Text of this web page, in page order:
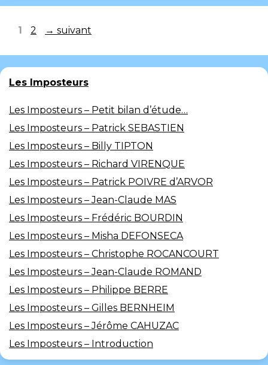
1 2 → suivant
Les Imposteurs
Les Imposteurs – Petit bilan d’étude…
Les Imposteurs – Patrick SEBASTIEN
Les Imposteurs – Billy TIPTON
Les Imposteurs – Richard VIRENQUE
Les Imposteurs – Patrick POIVRE d’ARVOR
Les Imposteurs – Jean-Claude MAS
Les Imposteurs – Frédéric BOURDIN
Les Imposteurs – Misha DEFONSECA
Les Imposteurs – Christophe ROCANCOURT
Les Imposteurs – Jean-Claude ROMAND
Les Imposteurs – Philippe BERRE
Les Imposteurs – Gilles BERNHEIM
Les Imposteurs – Jérôme CAHUZAC
Les Imposteurs – Introduction